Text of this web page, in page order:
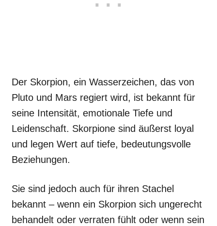
Der Skorpion, ein Wasserzeichen, das von
Pluto und Mars regiert wird, ist bekannt für
seine Intensität, emotionale Tiefe und
Leidenschaft. Skorpione sind äußerst loyal
und legen Wert auf tiefe, bedeutungsvolle
Beziehungen.
Sie sind jedoch auch für ihren Stachel
bekannt – wenn ein Skorpion sich ungerecht
behandelt oder verraten fühlt oder wenn sein